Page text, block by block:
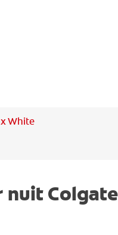
SANTÉ BUCCO-DENTAIRE
DES SOLUTIONS IDÉALES
White
nuit Colgate